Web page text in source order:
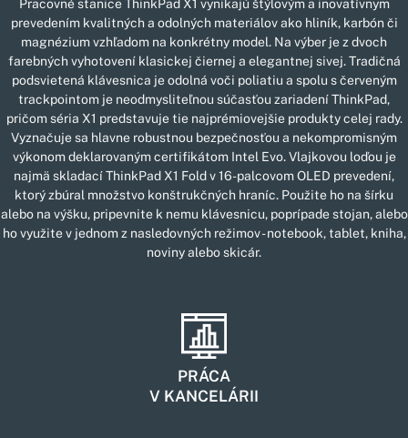
Pracovné stanice ThinkPad X1 vynikajú štýlovým a inovatívnym
prevedením kvalitných a odolných materiálov ako hliník, karbón či
magnézium vzhľadom na konkrétny model. Na výber je z dvoch
farebných vyhotovení klasickej čiernej a elegantnej sivej. Tradičná
podsvietená klávesnica je odolná voči poliatiu a spolu s červeným
trackpointom je neodmysliteľnou súčasťou zariadení ThinkPad,
pričom séria X1 predstavuje tie najprémiovejšie produkty celej rady.
Vyznačuje sa hlavne robustnou bezpečnosťou a nekompromisným
výkonom deklarovaným certifikátom Intel Evo. Vlajkovou loďou je
najmä skladací ThinkPad X1 Fold v 16-palcovom OLED prevedení,
ktorý zbúral množstvo konštrukčných hraníc. Použite ho na šírku
alebo na výšku, pripevnite k nemu klávesnicu, poprípade stojan, alebo
ho využite v jednom z nasledovných režimov - notebook, tablet, kniha,
noviny alebo skicár.
PRÁCA
V KANCELÁRII